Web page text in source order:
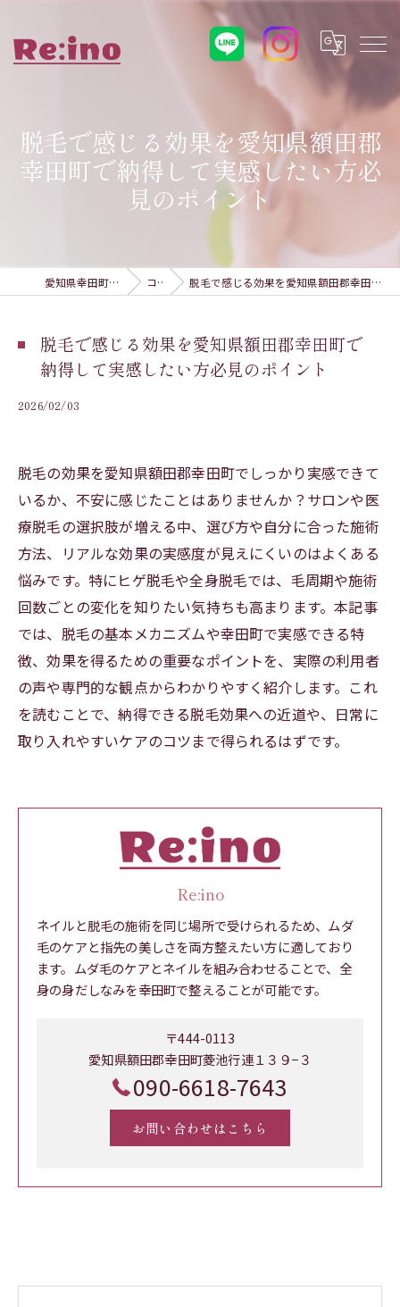
脱毛で感じる効果を愛知県額田郡
幸田町で納得して実感したい方必
見のポイント
愛知県幸田町の脱毛ならRe:ino コラム 脱毛で感じる効果を愛知県額田郡幸田町で納得して実感したい方必見のポイント
脱毛で感じる効果を愛知県額田郡幸田町で
納得して実感したい方必見のポイント
2026/02/03
脱毛の効果を愛知県額田郡幸田町でしっかり実感できて
いるか、不安に感じたことはありませんか？サロンや医
療脱毛の選択肢が増える中、選び方や自分に合った施術
方法、リアルな効果の実感度が見えにくいのはよくある
悩みです。特にヒゲ脱毛や全身脱毛では、毛周期や施術
回数ごとの変化を知りたい気持ちも高まります。本記事
では、脱毛の基本メカニズムや幸田町で実感できる特
徴、効果を得るための重要なポイントを、実際の利用者
の声や専門的な観点からわかりやすく紹介します。これ
を読むことで、納得できる脱毛効果への近道や、日常に
取り入れやすいケアのコツまで得られるはずです。
Re:ino
ネイルと脱毛の施術を同じ場所で受けられるため、ムダ
毛のケアと指先の美しさを両方整えたい方に適しており
ます。ムダ毛のケアとネイルを組み合わせることで、全
身の身だしなみを幸田町で整えることが可能です。
〒444-0113
愛知県額田郡幸田町菱池行連１３９−３
090-6618-7643
お問い合わせはこちら